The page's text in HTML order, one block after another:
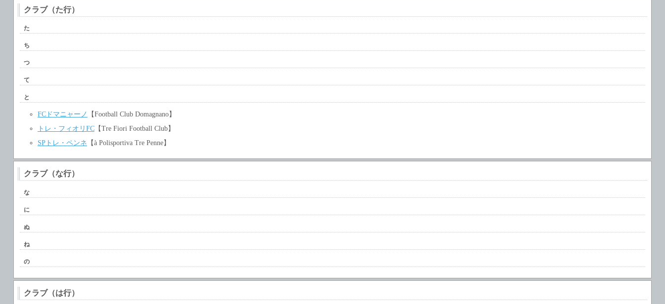
クラブ（た行）
た
ち
つ
て
と
FCドマニャーノ
【Football Club Domagnano】
トレ・フィオリFC【Tre Fiori Football Club】
SPトレ・ペンネ 【à Polisportiva Tre Penne】
クラブ（な行）
な
に
ぬ
ね
の
クラブ（は行）